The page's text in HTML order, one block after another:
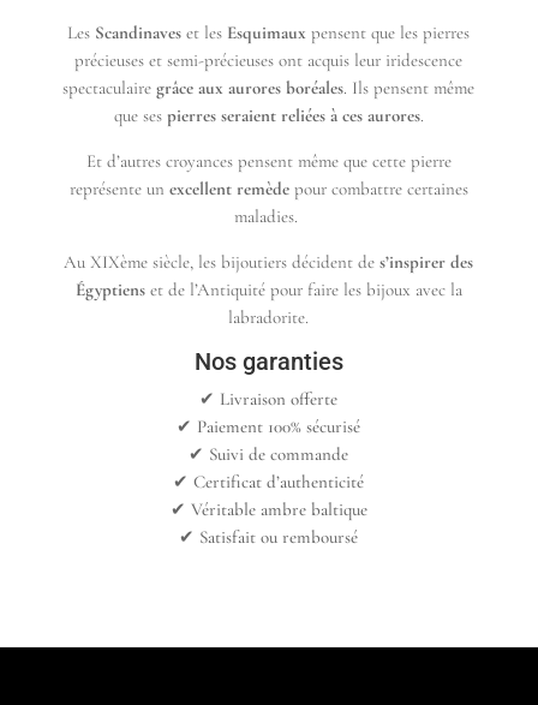
Les Scandinaves et les Esquimaux pensent que les pierres
précieuses et semi-précieuses ont acquis leur iridescence
spectaculairegrâce aux aurores boréales. Ils pensent même
que ses pierres seraient reliées à ces aurores.
Et d’autres croyances pensent même que cette pierre
représente un excellent remèdepour combattre certaines
maladies.
Au XIXème siècle, les bijoutiers décident de s’inspirer des
Égyptienset de l’Antiquité pour faire les bijoux avec la
labradorite.
Nos garanties
✔︎ Livraison offerte
✔︎ Paiement 100% sécurisé
✔︎ Suivi de commande
✔︎ Certificat d’authenticité
✔︎ Véritable ambre baltique
✔︎ Satisfait ou remboursé